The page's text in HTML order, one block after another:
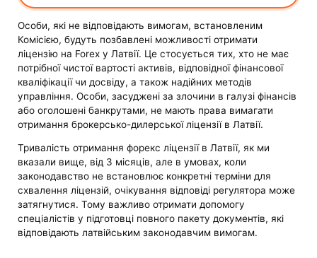
Особи, які не відповідають вимогам, встановленим
Комісією, будуть позбавлені можливості отримати
ліцензію на Forex у Латвії. Це стосується тих, хто не має
потрібної чистої вартості активів, відповідної фінансової
кваліфікації чи досвіду, а також надійних методів
управління. Особи, засуджені за злочини в галузі фінансів
або оголошені банкрутами, не мають права вимагати
отримання брокерсько-дилерської ліцензії в Латвії.
Тривалість отримання форекс ліцензії в Латвії, як ми
вказали вище, від 3 місяців, але в умовах, коли
законодавство не встановлює конкретні терміни для
схвалення ліцензій, очікування відповіді регулятора може
затягнутися. Тому важливо отримати допомогу
спеціалістів у підготовці повного пакету документів, які
відповідають латвійським законодавчим вимогам.